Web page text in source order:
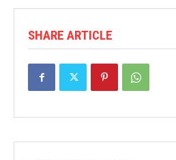
SHARE ARTICLE